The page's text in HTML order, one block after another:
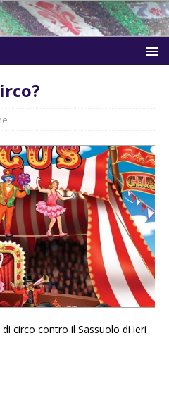
circo contro il Sassuolo di ieri